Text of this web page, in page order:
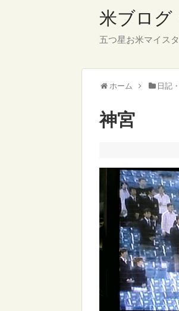
米ブログ
五つ星お米マイス
ホーム 日記
神宮